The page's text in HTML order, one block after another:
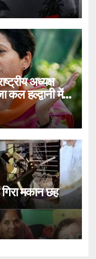
अध्यक्ष
कल हल्द्वानी में
मकान छह